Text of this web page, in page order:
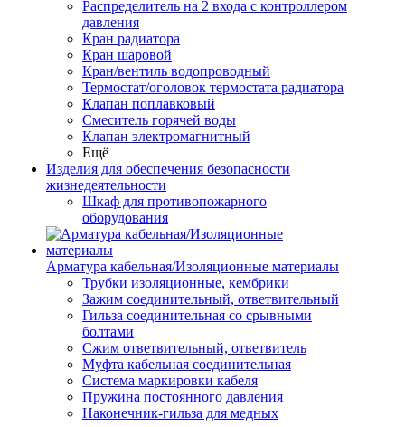
Распределитель на 2 входа с контроллером
давления
Кран радиатора
Кран шаровой
Кран/вентиль водопроводный
Термостат/оголовок термостата радиатора
Клапан поплавковый
Смеситель горячей воды
Клапан электромагнитный
Ещё
Изделия для обеспечения безопасности
жизнедеятельности
Шкаф для противопожарного
оборудования
Арматура кабельная/Изоляционные материалы
Трубки изоляционные, кембрики
Зажим соединительный, ответвительный
Гильза соединительная со срывными
болтами
Сжим ответвительный, ответвитель
Муфта кабельная соединительная
Система маркировки кабеля
Пружина постоянного давления
Наконечник-гильза для медных